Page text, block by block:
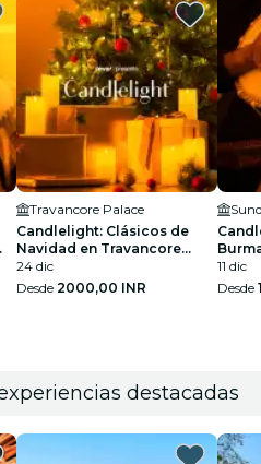
Travancore Palace
Candlelight: Clásicos de
Navidad en Travancore
Palace
24 dic
Desde 2000,00 INR
11 dic
Desde
destacadas